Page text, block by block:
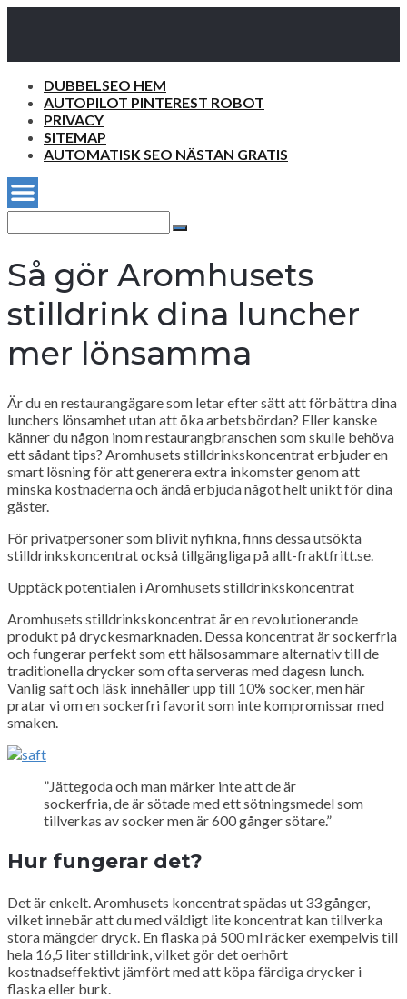
DUBBELSEO HEM
AUTOPILOT PINTEREST ROBOT
PRIVACY
SITEMAP
AUTOMATISK SEO NÄSTAN GRATIS
for:
Search
Så gör Aromhusets
stilldrink dina luncher
mer lönsamma
Är du en restaurangägare som letar efter sätt att förbättra dina
lunchers lönsamhet utan att öka arbetsbördan? Eller kanske
känner du någon inom restaurangbranschen som skulle behöva
ett sådant tips? Aromhusets stilldrinkskoncentrat erbjuder en
smart lösning för att generera extra inkomster genom att
minska kostnaderna och ändå erbjuda något helt unikt för dina
gäster.
För privatpersoner som blivit nyfikna, finns dessa utsökta
stilldrinkskoncentrat också tillgängliga på allt-fraktfritt.se.
Upptäck potentialen i Aromhusets stilldrinkskoncentrat
Aromhusets stilldrinkskoncentrat är en revolutionerande
produkt på dryckesmarknaden. Dessa koncentrat är sockerfria
och fungerar perfekt som ett hälsosammare alternativ till de
traditionella drycker som ofta serveras med dagesn lunch.
Vanlig saft och läsk innehåller upp till 10% socker, men här
pratar vi om en sockerfri favorit som inte kompromissar med
smaken.
”Jättegoda och man märker inte att de är
sockerfria, de är sötade med ett sötningsmedel som
tillverkas av socker men är 600 gånger sötare.”
Hur fungerar det?
Det är enkelt. Aromhusets koncentrat spädas ut 33 gånger,
vilket innebär att du med väldigt lite koncentrat kan tillverka
stora mängder dryck. En flaska på 500 ml räcker exempelvis till
hela 16,5 liter stilldrink, vilket gör det oerhört
kostnadseffektivt jämfört med att köpa färdiga drycker i
flaska eller burk.